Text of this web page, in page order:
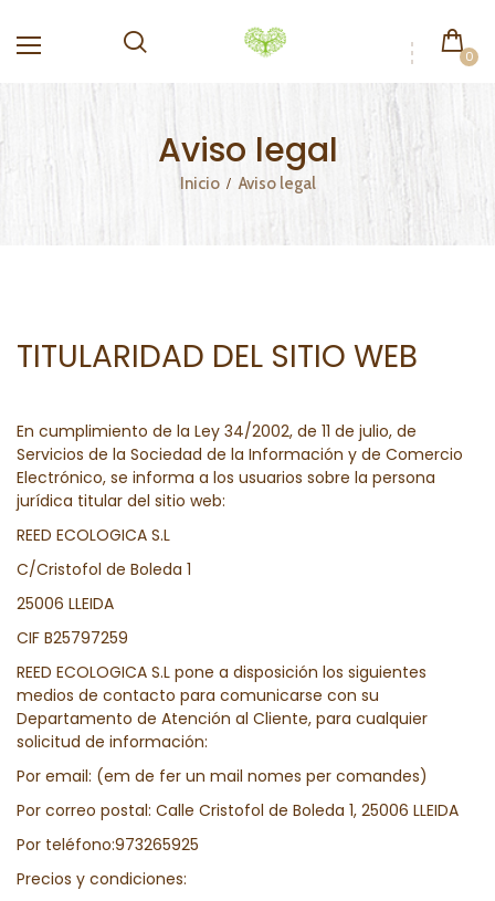
0
Aviso legal
Inicio Aviso legal
TITULARIDAD DEL SITIO WEB
En cumplimiento de la Ley 34/2002, de 11 de julio, de
Servicios de la Sociedad de la Información y de Comercio
Electrónico, se informa a los usuarios sobre la persona
jurídica titular del sitio web:
REED ECOLOGICA S.L
C/Cristofol de Boleda 1
25006 LLEIDA
CIF B25797259
REED ECOLOGICA S.L pone a disposición los siguientes
medios de contacto para comunicarse con su
Departamento de Atención al Cliente, para cualquier
solicitud de información:
Por email: (em de fer un mail nomes per comandes)
Por correo postal: Calle Cristofol de Boleda 1, 25006 LLEIDA
Por teléfono:973265925
Precios y condiciones: